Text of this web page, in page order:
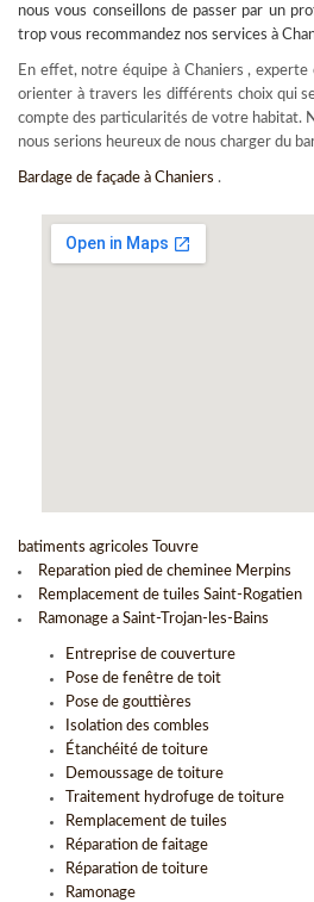
nous vous conseillons de passer par un
trop vous recommandez nos services à
En effet, notre équipe à Chaniers ,
orienter à travers les différents choix qui
compte des particularités de votre habitat.
nous serions heureux de nous charger du
Bardage de façade à Chaniers .
batiments agricoles Touvre
Reparation pied de cheminee Merpins
Remplacement de tuiles Saint-Rogatien
Ramonage a Saint-Trojan-les-Bains
Entreprise de couverture
Pose de fenêtre de toit
Pose de gouttières
Isolation des combles
Étanchéité de toiture
Demoussage de toiture
Traitement hydrofuge de toiture
Remplacement de tuiles
Réparation de faitage
Réparation de toiture
Ramonage